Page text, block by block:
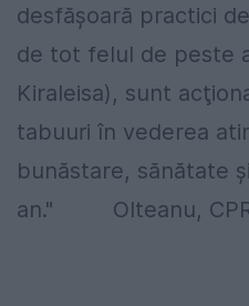
desfăşoară practici
de tot felul de peste
Kiraleisa), sunt
tabuuri în vederea
bunăstare, sănătate
an." Olteanu,